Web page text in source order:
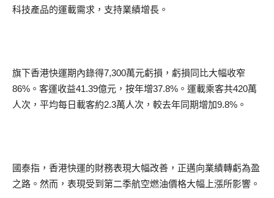
科技產品的運載需求，支持業績增長。
旗下香港快運期內錄得7,300萬元虧損，虧損同比大幅收窄
86%。客運收益41.39億元，按年增37.8%。運載乘客共420萬
人次，平均每日載客約2.3萬人次，較去年同期增加9.8%。
國泰指，香港快運的財務表現大幅改善，正邁向業績轉虧為盈
之路。然而，表現受到第二季航空燃油價格大幅上漲所影響。